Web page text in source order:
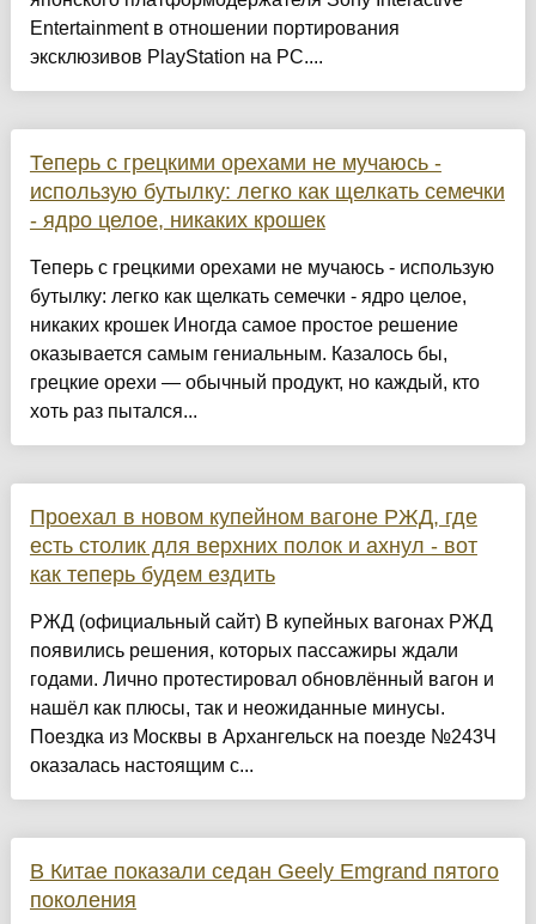
Entertainment в отношении портирования
эксклюзивов PlayStation на PC....
Теперь с грецкими орехами не мучаюсь -
использую бутылку: легко как щелкать семечки
- ядро целое, никаких крошек
Теперь с грецкими орехами не мучаюсь - использую
бутылку: легко как щелкать семечки - ядро целое,
никаких крошек Иногда самое простое решение
оказывается самым гениальным. Казалось бы,
грецкие орехи — обычный продукт, но каждый, кто
хоть раз пытался...
Проехал в новом купейном вагоне РЖД, где
есть столик для верхних полок и ахнул - вот
как теперь будем ездить
РЖД (официальный сайт) В купейных вагонах РЖД
появились решения, которых пассажиры ждали
годами. Лично протестировал обновлённый вагон и
нашёл как плюсы, так и неожиданные минусы.
Поездка из Москвы в Архангельск на поезде №243Ч
оказалась настоящим с...
В Китае показали седан Geely Emgrand пятого
поколения